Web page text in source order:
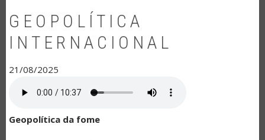
GEOPOLÍTICA
INTERNACIONAL
21/08/2025
Geopolítica da fome